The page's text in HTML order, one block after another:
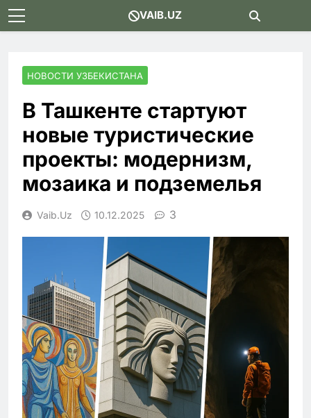
Skip
to
VAIB.UZ
НОВОСТИ УЗБЕКИСТАНА
В Ташкенте стартуют
новые туристические
проекты: модернизм,
мозаика и подземелья
Vaib.uz 10.12.2025 3